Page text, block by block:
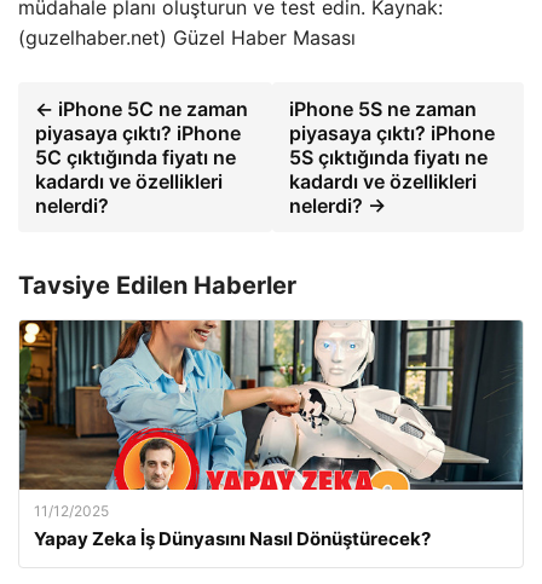
müdahale planı oluşturun ve test edin. Kaynak:
(guzelhaber.net) Güzel Haber Masası
← iPhone 5C ne zaman
piyasaya çıktı? iPhone
5C çıktığında fiyatı ne
kadardı ve özellikleri
nelerdi?
iPhone 5S ne zaman
piyasaya çıktı? iPhone
5S çıktığında fiyatı ne
kadardı ve özellikleri
nelerdi? →
Tavsiye Edilen Haberler
11/12/2025
Yapay Zeka İş Dünyasını Nasıl Dönüştürecek?